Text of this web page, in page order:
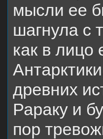
мысли ее
шагнула с
как в лицо
древних
Рараку и
пор